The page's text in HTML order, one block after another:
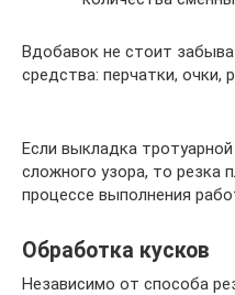
Вдобавок не стоит
средства: перчатки, очки,
Если выкладка
сложного узора, то резка
процессе выполнения
Обработка кусков
Независимо от способа